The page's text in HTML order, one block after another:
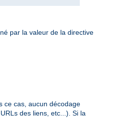
par la valeur de la directive
ce cas, aucun décodage
des liens, etc...). Si la